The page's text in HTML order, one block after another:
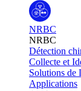
NRBC
NRBC
Détection
Collecte et
Solutions de
Applications